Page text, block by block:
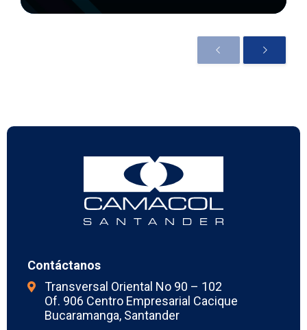
Contáctanos
Transversal Oriental No 90 – 102
Of. 906 Centro Empresarial Cacique
Bucaramanga, Santander